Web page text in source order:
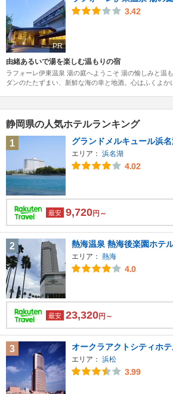
PR
3.42
由緒あるいで湯を楽しむ温もりの宿
ラフォーレ伊東温泉 湯の庭へようこそ 湯の愉しみと温
ダンのたたずまい、新鮮な海の幸と地酒。心はふくよか
静岡県の人気ホテルランキング
1
グランドメルキュール浜
エリア： 浜名湖
4.02
最安 9,720円～
2 熱海温泉 熱海後楽園ホテ
エリア： 熱海
4.0
最安 23,320円～
3 オークラアクトシティホ
エリア： 浜松
3.99